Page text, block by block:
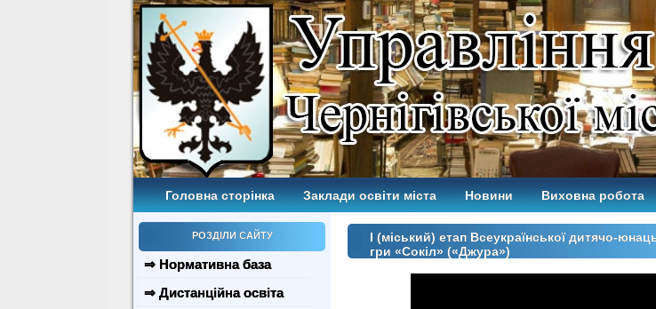
Головна сторінка Заклади освіти міста Новини Виховна робота
РОЗДІЛИ САЙТУ
⇒ Нормативна база
⇒ Дистанційна освіта
І (міський) етап Всеукраїнської дитячо-
гри «Сокіл» («Джура»)